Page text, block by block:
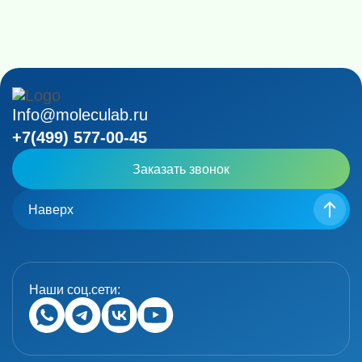
Info@moleculab.ru
+7(499) 577-00-45
Заказать звонок
Наверх
Наши соц.сети: